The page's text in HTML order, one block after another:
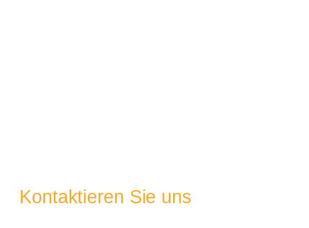
Kontaktieren Sie uns